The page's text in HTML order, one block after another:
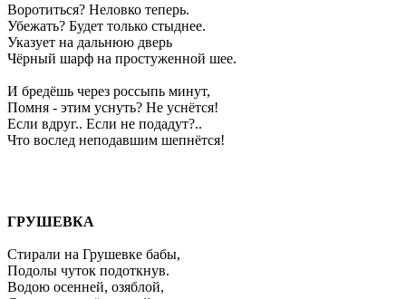
Воротиться? Неловко теперь.
Убежать? Будет только стыднее.
Указует на дальнюю дверь
Чёрный шарф на простуженной шее.
И бредёшь через россыпь минут,
Помня - этим уснуть? Не уснётся!
Если вдруг.. Если не подадут?..
Что вослед неподавшим шепнётся!
ГРУШЕВКА
Стирали на Грушевке бабы,
Подолы чуток подоткнув.
Водою осенней, озяблой,